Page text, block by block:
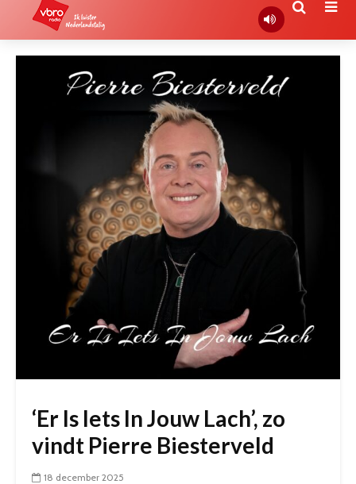
‘Er Is Iets In Jouw Lach’, zo
vindt Pierre Biesterveld
18 december 2025